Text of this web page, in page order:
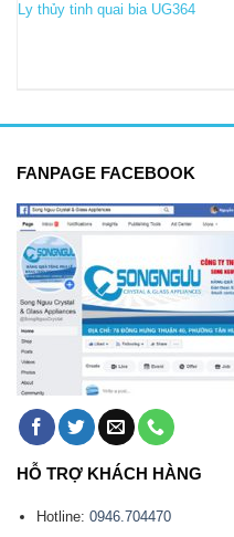
Ly thủy tinh quai bia UG364
FANPAGE FACEBOOK
HỖ TRỢ KHÁCH HÀNG
Hotline: 0946.704470